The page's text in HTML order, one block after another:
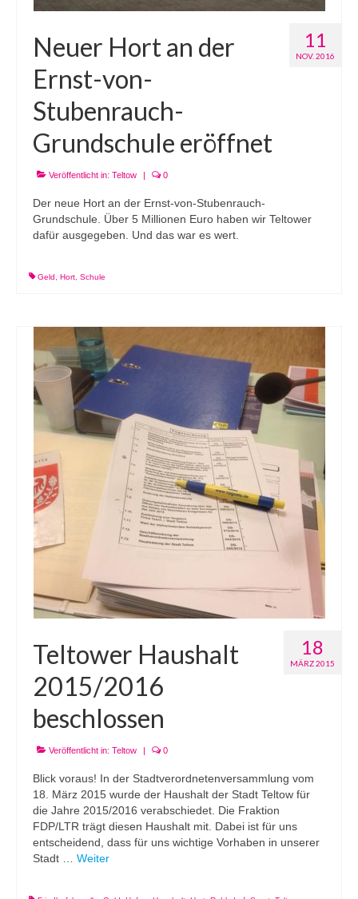
11
NOV. 2016
Neuer Hort an der
Ernst-von-
Stubenrauch-
Grundschule eröffnet
Veröffentlicht in: Teltow | 0
Der neue Hort an der Ernst-von-Stubenrauch-
Grundschule. Über 5 Millionen Euro haben wir Teltower
dafür ausgegeben. Und das war es wert.
Geld Hort Schule
18
MÄRZ 2015
Teltower Haushalt
2015/2016
beschlossen
Veröffentlicht in: Teltow | 0
Blick voraus! In der Stadtverordnetenversammlung vom
18. März 2015 wurde der Haushalt der Stadt Teltow für
die Jahre 2015/2016 verabschiedet. Die Fraktion
FDP/LTR trägt diesen Haushalt mit. Dabei ist für uns
entscheidend, dass für uns wichtige Vorhaben in unserer
Stadt … Weiter